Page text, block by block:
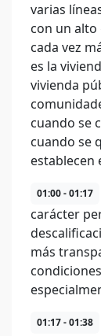
varias
con un alto
cada vez
es la
vivienda
cuando se
cuando se
establecen
01:00 - 01:17
carácter
más
01:17 - 01:38